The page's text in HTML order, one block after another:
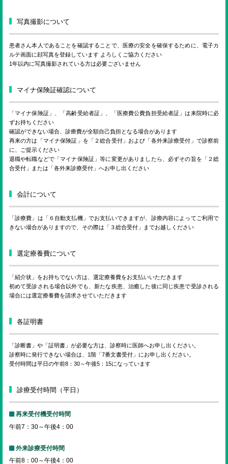
写真撮影について
患者さん本人であることを確認することで、医療の安全を確保するために、電子カ
ルテ画面に顔写真を登録しています よろしくご協力ください
1年以内に写真撮影されている方は必要ございません
マイナ保険証確認について
「マイナ保険証」、「高齢受給者証」、「医療費公費負担受給者証」は来院時に必
ずお持ちください
確認ができない場合、診療費が全額自己負担となる場合があります
再来の方は「マイナ保険証」を「２総合受付」および「各外来診療受付」で診察前
に、ご提示ください
退職や転職などで「マイナ保険証」等に変更がありましたら、必ずその旨を「２総
合受付」または「各外来診療受付」へお申し出ください
会計について
「診療費」は「６自動支払機」でお支払いできますが、診療内容によってご利用で
きない場合がありますので、その際は「３総合受付」までお越しください
選定療養費について
「紹介状」をお持ちでない方は、選定療養費をお支払いいただきます
初めて受診される場合以外でも、新たな疾患、治癒した後に同じ疾患で受診される
場合には選定療養費を請求させていただきます
各証明書
「診断書」や「証明書」が必要な方は、診察時に医師へお申し出ください。
診察時に発行できない場合は、1階「7番文書受付」にお申し出ください。
受付時間は平日の午前8：30～午後5：15になっています
診療受付時間（平日）
再来受付機受付時間
午前7：30～午後4：00
外来診療受付時間
午前8：00～午後4：00